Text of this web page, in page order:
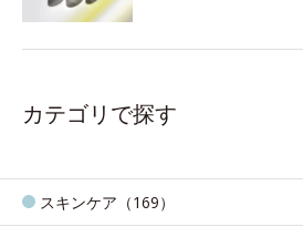
カテゴリで探す
スキンケア（169）